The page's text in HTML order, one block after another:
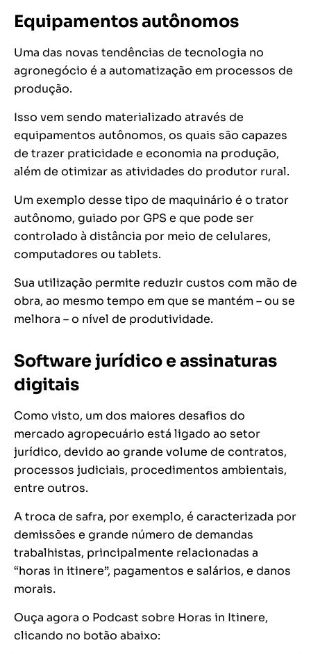
Equipamentos autônomos
Uma das novas tendências de tecnologia no
agronegócio é a automatização em processos de
produção.
Isso vem sendo materializado através de
equipamentos autônomos, os quais são capazes
de trazer praticidade e economia na produção,
além de otimizar as atividades do produtor rural.
Um exemplo desse tipo de maquinário é o trator
autônomo, guiado por GPS e que pode ser
controlado à distância por meio de celulares,
computadores ou tablets.
Sua utilização permite reduzir custos com mão de
obra, ao mesmo tempo em que se mantém – ou se
melhora – o nível de produtividade.
Software jurídico e assinaturas
digitais
Como visto, um dos maiores desafios do
mercado agropecuário está ligado ao setor
jurídico, devido ao grande volume de contratos,
processos judiciais, procedimentos ambientais,
entre outros.
A troca de safra, por exemplo, é caracterizada por
demissões e grande número de demandas
trabalhistas, principalmente relacionadas a
“horas in itinere”, pagamentos e salários, e danos
morais.
Ouça agora o Podcast sobre Horas in Itinere,
clicando no botão abaixo: